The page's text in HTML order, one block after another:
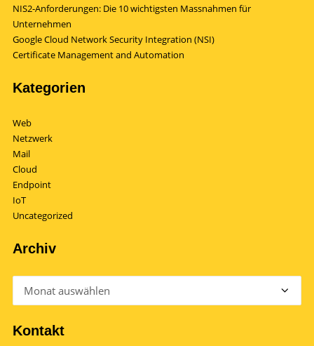
NIS2-Anforderungen: Die 10 wichtigsten Massnahmen für
Unternehmen
Google Cloud Network Security Integration (NSI)
Certificate Management and Automation
Kategorien
Web
Netzwerk
Mail
Cloud
Endpoint
IoT
Uncategorized
Archiv
Kontakt